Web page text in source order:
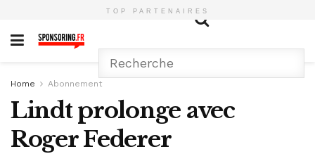
TOP PARTENAIRES
Home Abonnement
Lindt prolonge avec
Roger Federer